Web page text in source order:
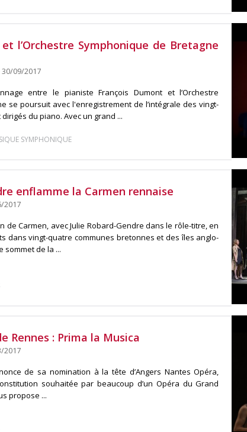
l’Orchestre Symphonique de Bretagne
09/2017
entre le pianiste François Dumont et l’Orchestre
se poursuit avec l'enregistrement de l’intégrale des vingt-
du piano. Avec un grand ...
SYMPHONIQUE
enflamme la Carmen rennaise
2017
de Carmen, avec Julie Robard-Gendre dans le rôle-titre, en
dans vingt-quatre communes bretonnes et des îles anglo-
sommet de la ...
Rennes : Prima la Musica
2017
de sa nomination à la tête d’Angers Nantes Opéra,
souhaitée par beaucoup d’un Opéra du Grand
propose ...